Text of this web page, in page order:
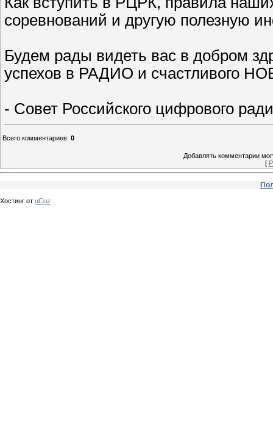
соревнований и другую полезную
Будем рады видеть вас в добром
успехов в РАДИО и счастливого
- Совет Российского цифрового
Всего комментариев: 0
Добавлять комментарии
[
Хостинг от uCoz